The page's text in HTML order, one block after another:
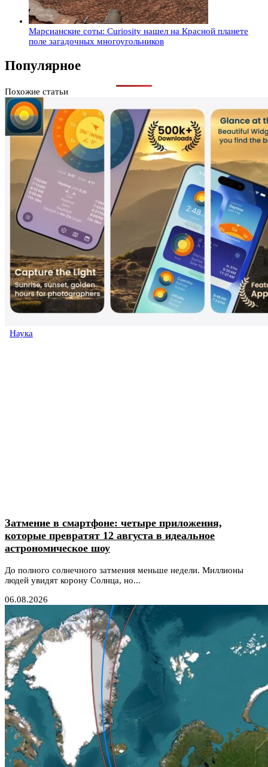
Марсианские соты: Curiosity нашел на Красной планете
поле загадочных многоугольников
Популярное
Похожие статьи
Наука
Затмение в смартфоне: четыре приложения,
которые превратят 12 августа в идеальное
астрономическое шоу
До полного солнечного затмения меньше недели. Миллионы
людей увидят корону Солнца, но...
06.08.2026